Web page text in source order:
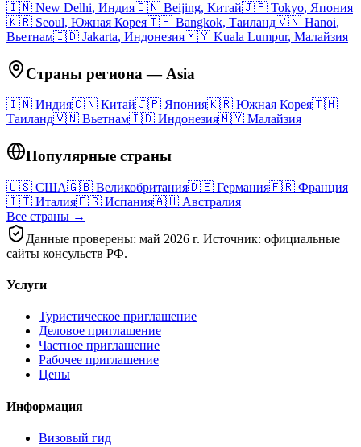
🇮🇳 New Delhi, Индия🇨🇳 Beijing, Китай🇯🇵 Tokyo, Япония
🇰🇷 Seoul, Южная Корея🇹🇭 Bangkok, Таиланд🇻🇳 Hanoi,
Вьетнам🇮🇩 Jakarta, Индонезия🇲🇾 Kuala Lumpur, Малайзия
Страны региона — Asia
🇮🇳 Индия🇨🇳 Китай🇯🇵 Япония🇰🇷 Южная Корея🇹🇭
Таиланд🇻🇳 Вьетнам🇮🇩 Индонезия🇲🇾 Малайзия
Популярные страны
🇺🇸 США🇬🇧 Великобритания🇩🇪 Германия🇫🇷 Франция
🇮🇹 Италия🇪🇸 Испания🇦🇺 Австралия
Все страны →
Данные проверены: май 2026 г. Источник: официальные
сайты консульств РФ.
Услуги
Туристическое приглашение
Деловое приглашение
Частное приглашение
Рабочее приглашение
Цены
Информация
Визовый гид